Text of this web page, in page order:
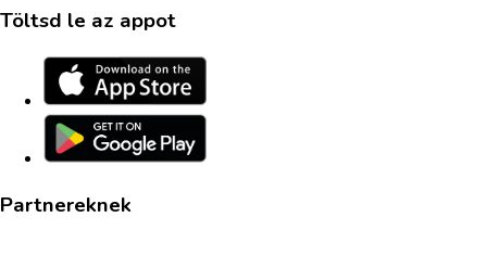
Töltsd le az appot
Partnereknek